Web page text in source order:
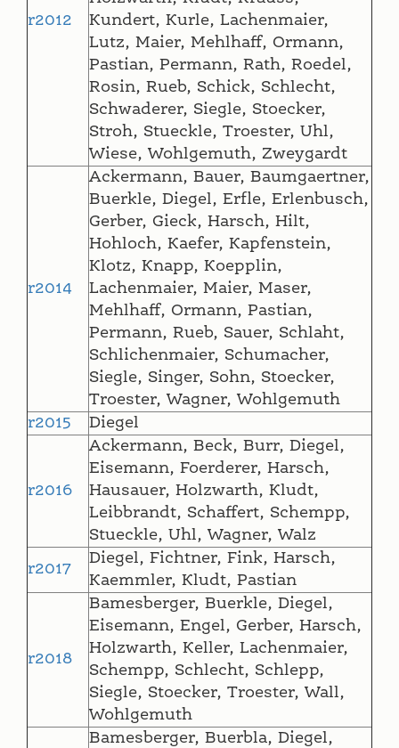
r2012
Kundert, Kurle, Lachenmaier,
Lutz, Maier, Mehlhaff, Ormann,
Pastian, Permann, Rath, Roedel,
Rosin, Rueb, Schick, Schlecht,
Schwaderer, Siegle, Stoecker,
Stroh, Stueckle, Troester, Uhl,
Wiese, Wohlgemuth, Zweygardt
r2014
Ackermann, Bauer, Baumgaertner,
Buerkle, Diegel, Erfle, Erlenbusch,
Gerber, Gieck, Harsch, Hilt,
Hohloch, Kaefer, Kapfenstein,
Klotz, Knapp, Koepplin,
Lachenmaier, Maier, Maser,
Mehlhaff, Ormann, Pastian,
Permann, Rueb, Sauer, Schlaht,
Schlichenmaier, Schumacher,
Siegle, Singer, Sohn, Stoecker,
Troester, Wagner, Wohlgemuth
r2015
Diegel
r2016
Ackermann, Beck, Burr, Diegel,
Eisemann, Foerderer, Harsch,
Hausauer, Holzwarth, Kludt,
Leibbrandt, Schaffert, Schempp,
Stueckle, Uhl, Wagner, Walz
r2017
Diegel, Fichtner, Fink, Harsch,
Kaemmler, Kludt, Pastian
r2018
Bamesberger, Buerkle, Diegel,
Eisemann, Engel, Gerber, Harsch,
Holzwarth, Keller, Lachenmaier,
Schempp, Schlecht, Schlepp,
Siegle, Stoecker, Troester, Wall,
Wohlgemuth
Bamesberger, Buerbla, Diegel,